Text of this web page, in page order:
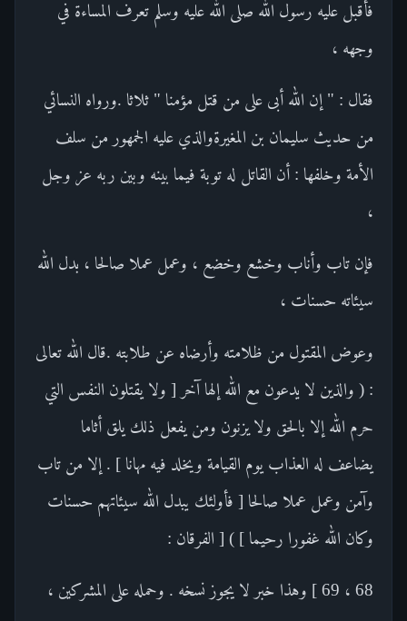
فأقبل عليه رسول الله صلى الله عليه وسلم تعرف المساءة في
وجهه ،
فقال : " إن الله أبى على من قتل مؤمنا " ثلاثا .ورواه النسائي
من حديث سليمان بن المغيرةوالذي عليه الجمهور من سلف
الأمة وخلفها : أن القاتل له توبة فيما بينه وبين ربه عز وجل
،
فإن تاب وأناب وخشع وخضع ، وعمل عملا صالحا ، بدل الله
سيئاته حسنات ،
وعوض المقتول من ظلامته وأرضاه عن طلابته .قال الله تعالى
: ( والذين لا يدعون مع الله إلها آخر [ ولا يقتلون النفس التي
حرم الله إلا بالحق ولا يزنون ومن يفعل ذلك يلق أثاما
يضاعف له العذاب يوم القيامة ويخلد فيه مهانا ] . إلا من تاب
وآمن وعمل عملا صالحا [ فأولئك يبدل الله سيئاتهم حسنات
وكان الله غفورا رحيما ] ) [ الفرقان :
68 ، 69 ] وهذا خبر لا يجوز نسخه . وحمله على المشركين ،